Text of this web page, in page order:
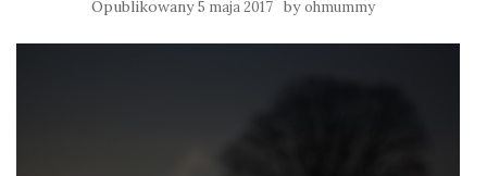
Opublikowany5 maja 2017 byohmummy